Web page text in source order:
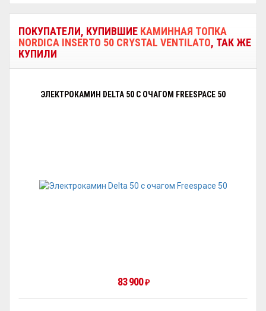
ПОКУПАТЕЛИ, КУПИВШИЕ КАМИННАЯ ТОПКА
NORDICA INSERTO 50 CRYSTAL VENTILATO, ТАК ЖЕ
КУПИЛИ
ЭЛЕКТРОКАМИН DELTA 50 С ОЧАГОМ FREESPAСE 50
83 900₽